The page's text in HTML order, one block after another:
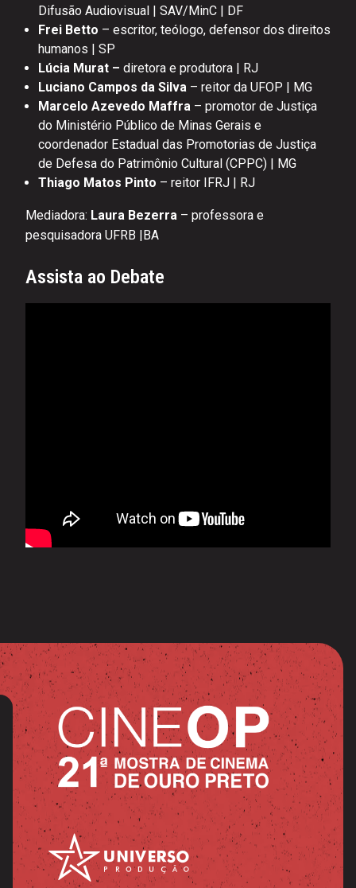
Difusão Audiovisual | SAV/MinC | DF
Frei Betto – escritor, teólogo, defensor dos direitos
humanos | SP
Lúcia Murat – diretora e produtora | RJ
Luciano Campos da Silva – reitor da UFOP | MG
Marcelo Azevedo Maffra – promotor de Justiça
do Ministério Público de Minas Gerais e
coordenador Estadual das Promotorias de Justiça
de Defesa do Patrimônio Cultural (CPPC) | MG
Thiago Matos Pinto – reitor IFRJ | RJ
Mediadora: Laura Bezerra – professora e
pesquisadora UFRB |BA
Assista ao Debate